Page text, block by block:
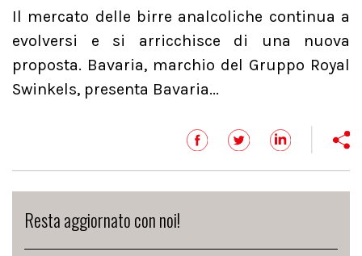
Il mercato delle birre analcoliche continua a
evolversi e si arricchisce di una nuova
proposta. Bavaria, marchio del Gruppo Royal
Swinkels, presenta Bavaria...
Resta aggiornato con noi!